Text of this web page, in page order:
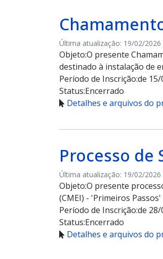
Última atualização: 19/02/2026
Objeto:O presente
destinado à instalação de
Período de Inscrição:de
Status:Encerrado
Detalhes e arquivos do
Processo de
Última atualização: 19/02/2026
Objeto:O presente
(CMEI) - 'Primeiros
Período de Inscrição:de
Status:Encerrado
Detalhes e arquivos do